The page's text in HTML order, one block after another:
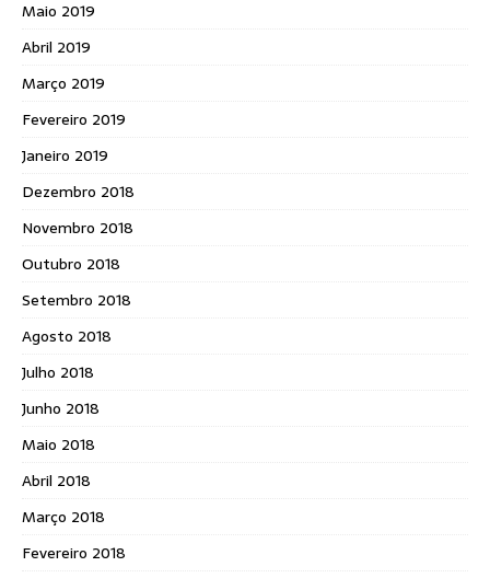
Maio 2019
Abril 2019
Março 2019
Fevereiro 2019
Janeiro 2019
Dezembro 2018
Novembro 2018
Outubro 2018
Setembro 2018
Agosto 2018
Julho 2018
Junho 2018
Maio 2018
Abril 2018
Março 2018
Fevereiro 2018